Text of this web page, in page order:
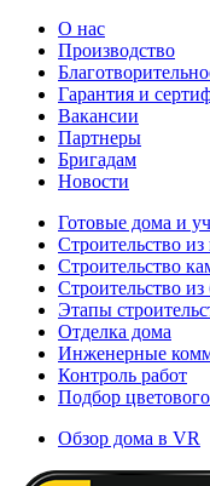
О нас
Производство
Гарантия и
Вакансии
Партнеры
Бригадам
Новости
Готовые дома и
Строительство из
Строительство
Строительство
Этапы
Отделка дома
Инженерные
Контроль работ
Подбор
Обзор дома в VR